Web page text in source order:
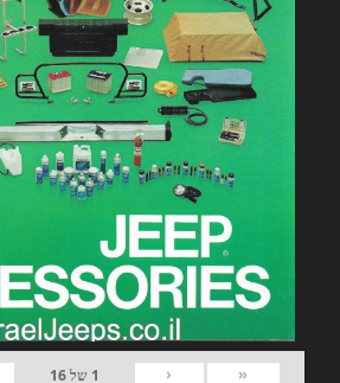
«
‹
1 של16